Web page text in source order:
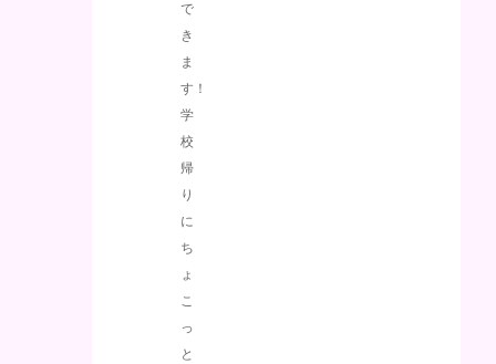
で
き
ま
す！
学
校
帰
り
に
ち
ょ
こ
っ
と